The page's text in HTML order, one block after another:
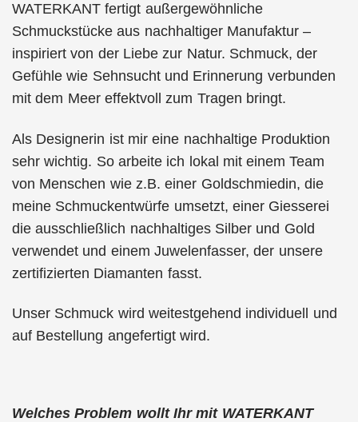
WATERKANT fertigt außergewöhnliche
Schmuckstücke aus nachhaltiger Manufaktur –
inspiriert von der Liebe zur Natur. Schmuck, der
Gefühle wie Sehnsucht und Erinnerung verbunden
mit dem Meer effektvoll zum Tragen bringt.
Als Designerin ist mir eine nachhaltige Produktion
sehr wichtig. So arbeite ich lokal mit einem Team
von Menschen wie z.B. einer Goldschmiedin, die
meine Schmuckentwürfe umsetzt, einer Giesserei
die ausschließlich nachhaltiges Silber und Gold
verwendet und einem Juwelenfasser, der unsere
zertifizierten Diamanten fasst.
Unser Schmuck wird weitestgehend individuell und
auf Bestellung angefertigt wird.
Welches Problem wollt Ihr mit WATERKANT